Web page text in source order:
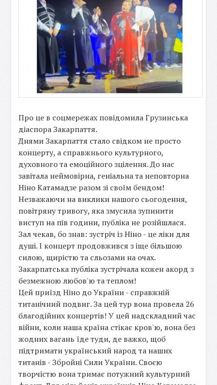
Про це в соцмережах повідомила Грузинська
діаспора Закарпаття.
Днями Закарпаття стало свідком не просто
концерту, а справжнього культурного,
духовного та емоційного зцілення. До нас
завітала неймовірна, геніальна та неповторна
Ніно Катамадзе разом зі своїм бендом!
Незважаючи на виклики нашого сьогодення,
повітряну тривогу, яка змусила зупинити
виступ на пів години, публіка не розійшлася.
Зал чекав, бо знав: зустріч із Ніно - це ліки для
душі. І концерт продовжився з іще більшою
силою, щирістю та сльозами на очах.
Закарпатська публіка зустрічала кожен акорд з
безмежною любов'ю та теплом!
Цей приїзд Ніно до України - справжній
титанічний подвиг. За цей тур вона провела 26
благодійних концертів! У цей надскладний час
війни, коли наша країна стікає кров'ю, вона без
жодних вагань їде туди, де важко, щоб
підтримати український народ та наших
титанів - Збройні Сили України. Своєю
творчістю вона тримає потужний культурний